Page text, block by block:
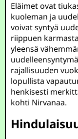
Eläimet ovat
kuoleman ja
voivat syntyä
riippuen
yleensä
rajallisuuden
lopullista
henkisesti
kohti Nirvanaa.